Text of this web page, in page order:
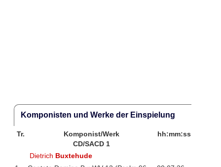
Komponisten und Werke der Einspielung
Tr. Komponist/Werk
hh:mm:ss
CD/SACD 1
Dietrich Buxtehude